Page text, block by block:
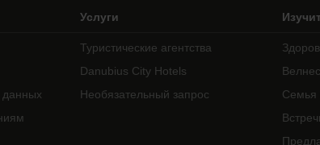
Услуги
Туристические агентства
Danubius City Hotels
Необязательный запрос
Семья